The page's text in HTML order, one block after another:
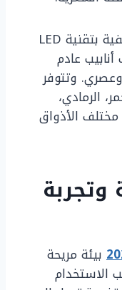
أما من الخلف، فتبرز المصابيح الخلفية بتقنية LED
عادم
وتتوفر
الرمادي،
مختلف الأذواق
وتجربة
بيئة مريحة
الاستخدام